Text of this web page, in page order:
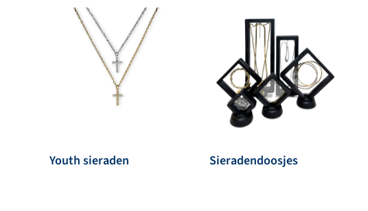
Youth sieraden Sieradendoosjes